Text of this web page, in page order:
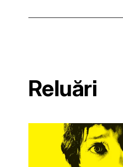
Reluări